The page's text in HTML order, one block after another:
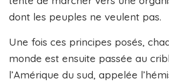
dont les peuples ne veulent pas.
Une fois ces principes posés,
monde est ensuite passée au
l’Amérique du sud, appelée